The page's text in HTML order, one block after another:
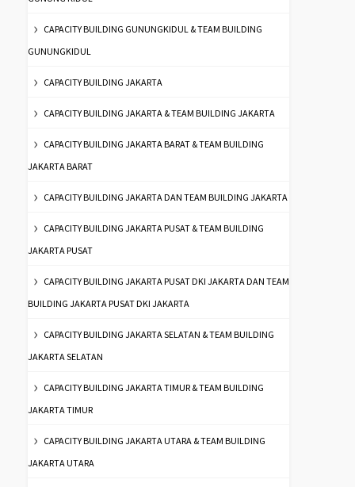
CAPACITY BUILDING GUNUNGKIDUL & TEAM BUILDING
GUNUNGKIDUL
CAPACITY BUILDING JAKARTA
CAPACITY BUILDING JAKARTA & TEAM BUILDING JAKARTA
CAPACITY BUILDING JAKARTA BARAT & TEAM BUILDING
JAKARTA BARAT
CAPACITY BUILDING JAKARTA DAN TEAM BUILDING JAKARTA
CAPACITY BUILDING JAKARTA PUSAT & TEAM BUILDING
JAKARTA PUSAT
CAPACITY BUILDING JAKARTA PUSAT DKI JAKARTA DAN TEAM
BUILDING JAKARTA PUSAT DKI JAKARTA
CAPACITY BUILDING JAKARTA SELATAN & TEAM BUILDING
JAKARTA SELATAN
CAPACITY BUILDING JAKARTA TIMUR & TEAM BUILDING
JAKARTA TIMUR
CAPACITY BUILDING JAKARTA UTARA & TEAM BUILDING
JAKARTA UTARA